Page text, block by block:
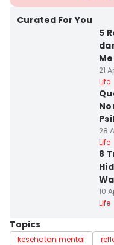
Curated For You
5
21
Life
28
Life
8
10
Life
Topics
kesehatan mental